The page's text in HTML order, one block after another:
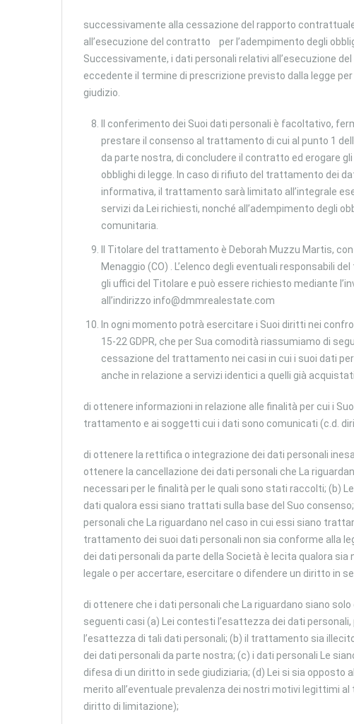
successivamente alla cessazione del rapporto
all’esecuzione del contratto per l’adempimento degli
Successivamente, i dati personali relativi all’esecuzione
eccedente il termine di prescrizione previsto dalla legge
giudizio.
Il conferimento dei Suoi dati personali è facoltativo,
prestare il consenso al trattamento di cui al punto 1
da parte nostra, di concludere il contratto ed erogare
obblighi di legge. In caso di rifiuto del trattamento dei
informativa, il trattamento sarà limitato all’integrale
servizi da Lei richiesti, nonché all’adempimento degli
comunitaria.
Il Titolare del trattamento è Deborah Muzzu Martis,
Menaggio (CO) . L’elenco degli eventuali responsabili
gli uffici del Titolare e può essere richiesto mediante
all’indirizzo info@dmmrealestate.com
In ogni momento potrà esercitare i Suoi diritti nei
15-22 GDPR, che per Sua comodità riassumiamo di
cessazione del trattamento nei casi in cui i suoi dati
anche in relazione a servizi identici a quelli già
di ottenere informazioni in relazione alle finalità per cui i
trattamento e ai soggetti cui i dati sono comunicati (c.d.
di ottenere la rettifica o integrazione dei dati personali
ottenere la cancellazione dei dati personali che La
necessari per le finalità per le quali sono stati raccolti; (b)
dati qualora essi siano trattati sulla base del Suo
personali che La riguardano nel caso in cui essi siano
trattamento dei suoi dati personali non sia conforme alla
dei dati personali da parte della Società è lecita qualora
legale o per accertare, esercitare o difendere un diritto in
di ottenere che i dati personali che La riguardano siano
seguenti casi (a) Lei contesti l’esattezza dei dati
l’esattezza di tali dati personali; (b) il trattamento sia
dei dati personali da parte nostra; (c) i dati personali Le
difesa di un diritto in sede giudiziaria; (d) Lei si sia
merito all’eventuale prevalenza dei nostri motivi legittimi
diritto di limitazione);